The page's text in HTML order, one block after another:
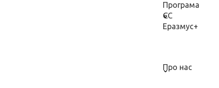
Програма
ЄС
Еразмус+
Про нас